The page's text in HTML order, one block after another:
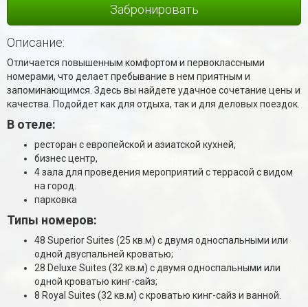
Забронировать
Описание:
Отличается повышенным комфортом и первоклассными
номерами, что делает пребывание в нем приятным и
запоминающимся. Здесь вы найдете удачное сочетание цены и
качества. Подойдет как для отдыха, так и для деловых поездок.
В отеле:
ресторан с европейской и азиатской кухней,
бизнес центр,
4 зала для проведения мероприятий с террасой с видом
на город.
парковка
Типы номеров:
48 Superior Suites (25 кв.м) с двумя односпальными или
одной двуспальней кроватью;
28 Deluxe Suites (32 кв.м) с двумя односпальными или
одной кроватью кинг-сайз;
8 Royal Suites (32 кв.м) с кроватью кинг-сайз и ванной.